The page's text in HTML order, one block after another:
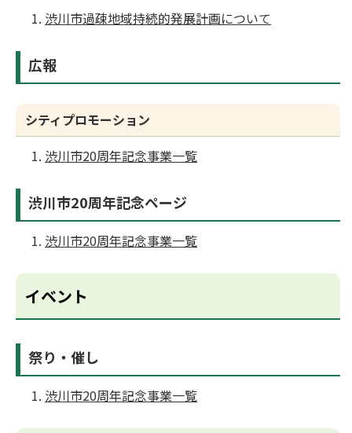
渋川市過疎地域持続的発展計画について
広報
シティプロモーション
渋川市20周年記念事業一覧
渋川市20周年記念ページ
渋川市20周年記念事業一覧
イベント
祭り・催し
渋川市20周年記念事業一覧